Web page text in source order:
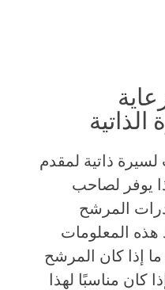
ذاتية لمقدم
يوفر لصاحب
المرشح
هذه المعلومات
إذا كان المرشح
كان مناسبًا لهذا